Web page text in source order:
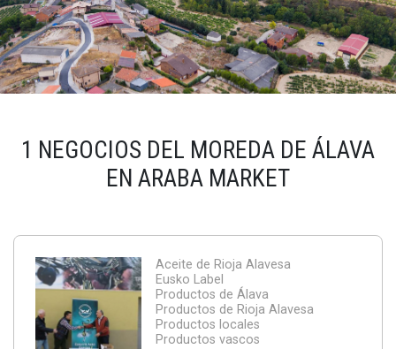
1 NEGOCIOS DEL MOREDA DE ÁLAVA
EN ARABA MARKET
Aceite de Rioja Alavesa
Eusko Label
Productos de Álava
Productos de Rioja Alavesa
Productos locales
Productos vascos